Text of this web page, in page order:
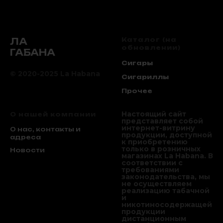
ЛА
ГАБАНА
Сигары
Сигариллы
Прочее
О нас, контакты и
адреса
Новости
Настоящий сайт
представляет собой
интернет-витрину
продукции, доступной
к приобретению
только в розничных
магазинах La Habana. В
соответствии с
требованиями
законодательства, мы
не осуществляем
реализацию табачной
и
никотиносодержащей
продукции
дистанционным